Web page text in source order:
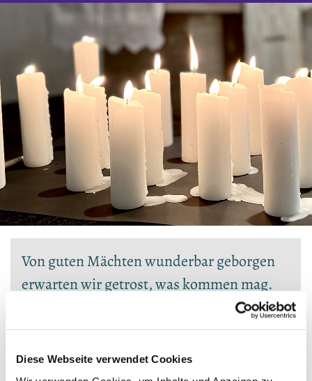
Diese Webseite verwendet Cookies
Von guten Mächten wunderbar geborgen
erwarten wir getrost, was kommen mag.
Gott ist mit uns am Abend und am Morgen
und ganz gewiss an jedem neuen Tag.
Dietrich Bonhoeffer